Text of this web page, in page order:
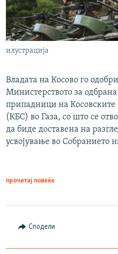
илустрација
Владата на Косово го
Министерството за
припадници на Косовските
(КБС) во Газа, со што се
да биде доставена на
усвојување во Собранието
прочитај повеќе
Сподели